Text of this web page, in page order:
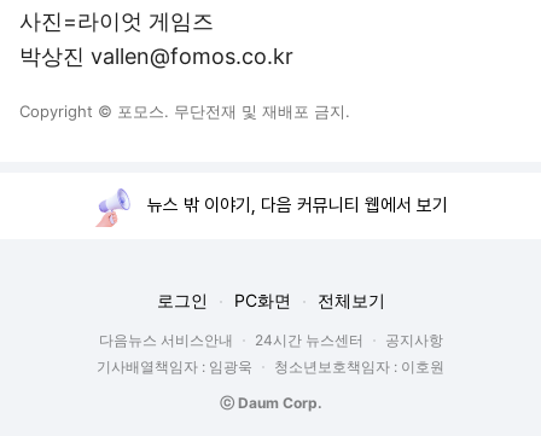
사진=라이엇 게임즈
박상진 vallen@fomos.co.kr
Copyright © 포모스. 무단전재 및 재배포 금지.
뉴스 밖 이야기, 다음 커뮤니티 웹에서 보기
로그인 PC화면 전체보기
다음뉴스 서비스안내 24시간 뉴스센터
공지사항
기사배열책임자 : 임광욱
청소년보호책임자 : 이호원
ⓒ Daum Corp.